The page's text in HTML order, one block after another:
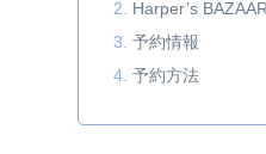
Harper’s
予約情報
予約方法